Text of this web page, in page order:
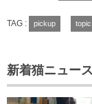
TAG : pickup topic
新着猫ニュース